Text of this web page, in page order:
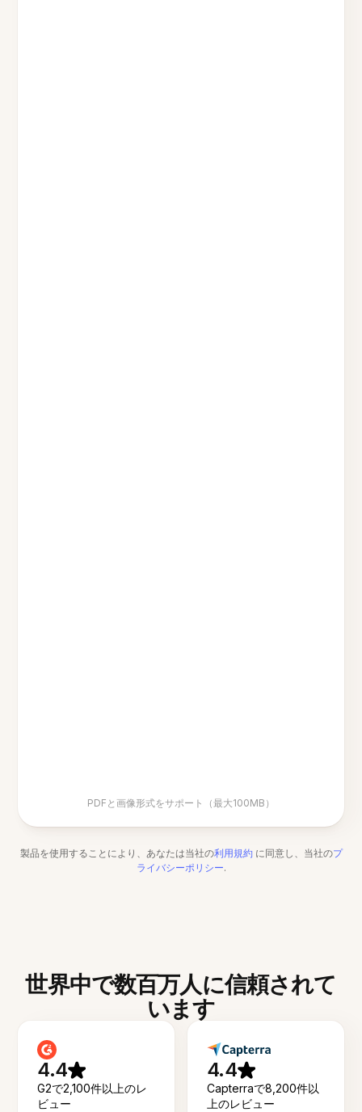
PDFと画像形式をサポート（最大100MB）
製品を使用することにより、あなたは当社の利用規約 に同意し、当社のプ
ライバシーポリシー.
世界中で数百万人に信頼されて
います
4.4
G2で2,100件以上のレ
ビュー
4.4
Capterraで8,200件以
上のレビュー